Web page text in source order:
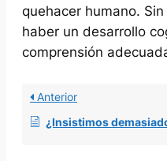
quehacer humano.
haber un desarrollo
comprensión
Anterior
¿Insistimos